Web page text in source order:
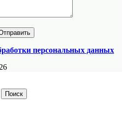
персональных данных
Поиск